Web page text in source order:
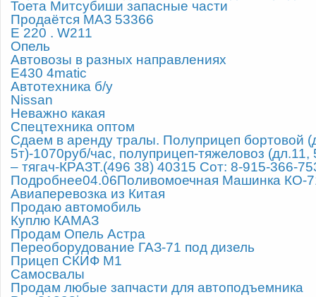
Тоета Митсубиши запасные части
Продаётся МАЗ 53366
E 220 . W211
Опель
Автовозы в разных направлениях
Е430 4matic
Автотехника б/у
Nissan
Неважно какая
Спецтехника оптом
Сдаем в аренду тралы. Полуприцеп бортовой
5т)-1070руб/час, полуприцеп-тяжеловоз
– тягач-КРАЗТ.(496 38) 40315 Сот: 8-915-366-
Подробнее04.06Поливомоечная Машинка КО-
Авиаперевозка из Китая
Продаю автомобиль
Куплю КАМАЗ
Продам Опель Астра
Переоборудование ГАЗ-71 под дизель
Прицеп СКИФ М1
Самосвалы
Продам любые запчасти для автоподъемника